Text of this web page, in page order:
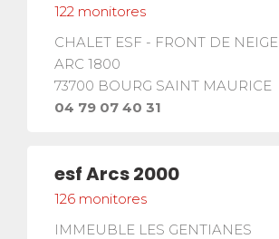
122 monitores
CHALET ESF - FRONT DE NEIGE
ARC 1800
73700 BOURG SAINT MAURICE
04 79 07 40 31
esfArcs 2000
126 monitores
IMMEUBLE LES GENTIANES
2